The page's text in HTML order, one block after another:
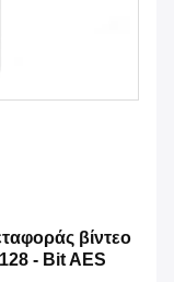
βίντεο
- Bit AES